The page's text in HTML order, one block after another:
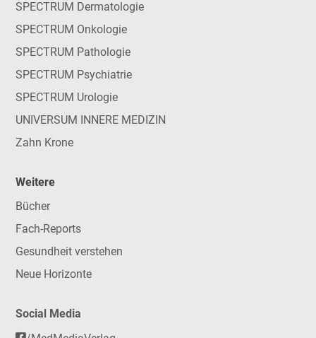
SPECTRUM Dermatologie
SPECTRUM Onkologie
SPECTRUM Pathologie
SPECTRUM Psychiatrie
SPECTRUM Urologie
UNIVERSUM INNERE MEDIZIN
Zahn Krone
Weitere
Bücher
Fach-Reports
Gesundheit verstehen
Neue Horizonte
Social Media